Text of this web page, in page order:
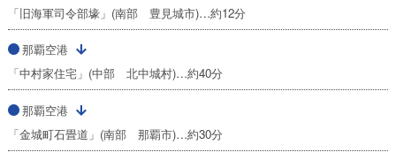
「旧海軍司令部壕」(南部 豊見城市)…約12分
那覇空港
「中村家住宅」(中部 北中城村)…約40分
那覇空港
「金城町石畳道」(南部 那覇市)…約30分